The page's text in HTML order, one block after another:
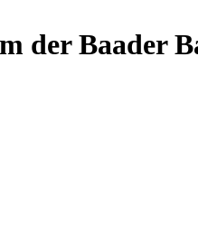
der Baader